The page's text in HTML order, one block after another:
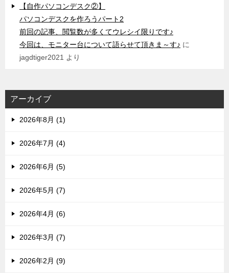
【自作パソコンデスク②】
パソコンデスクを作ろうパート2
前回の記事、閲覧数が多くてウレシイ限りです♪
今回は、モニター台について語らせて頂きま～す♪ に
jagdtiger2021 より
アーカイブ
2026年8月 (1)
2026年7月 (4)
2026年6月 (5)
2026年5月 (7)
2026年4月 (6)
2026年3月 (7)
2026年2月 (9)